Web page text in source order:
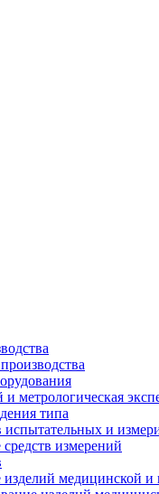
метрологическая
типа
и
измерений
медицинской и